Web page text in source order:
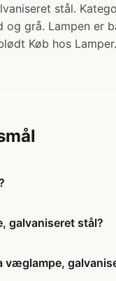
stål.
grå. Lampen er
Køb hos
galvaniseret stål?
væglampe,